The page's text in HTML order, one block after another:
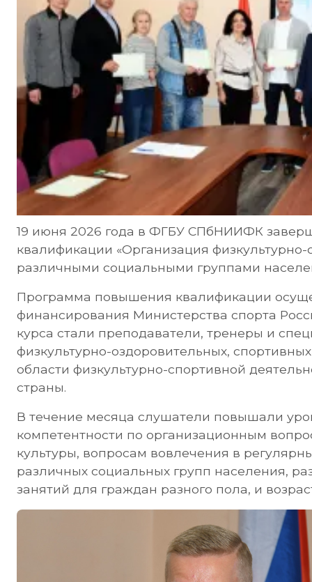
19 июня 2026 года в ФГБУ СПбНИИФК
квалификации «Организация
различными социальными группами
Программа повышения квалификации
финансирования Министерства спорта
курса стали преподаватели, тренеры и
физкультурно-оздоровительных,
области физкультурно-спортивной
страны.
В течение месяца слушатели повышали
компетентности по организационным
культуры, вопросам вовлечения в
различных социальных групп населения,
занятий для граждан разного пола, и